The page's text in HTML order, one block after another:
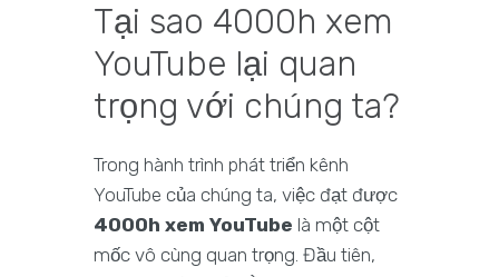
Tại sao 4000h xem
YouTube lại quan
trọng với chúng ta?
Trong hành trình phát triển kênh
YouTube của chúng ta, việc đạt được
4000h xem YouTube là một cột
mốc vô cùng quan trọng. Đầu tiên,